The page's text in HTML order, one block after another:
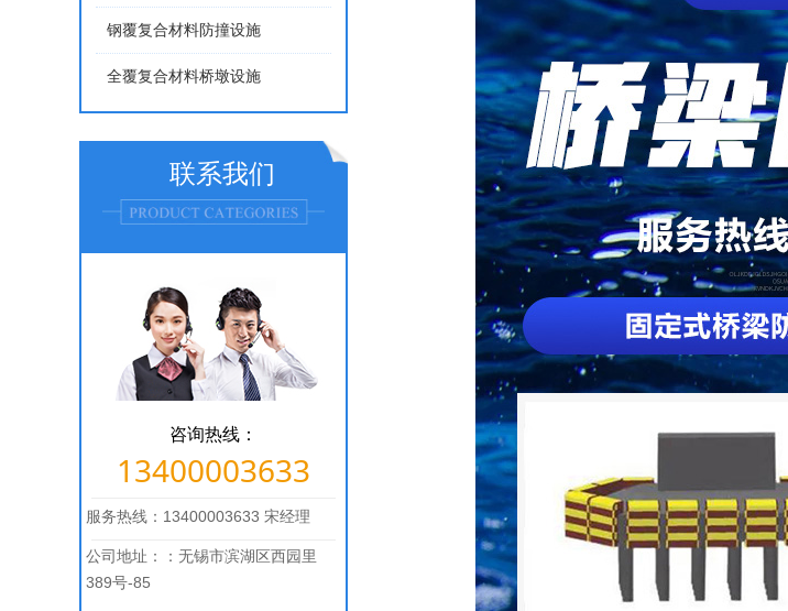
钢覆复合材料防撞设施
全覆复合材料桥墩设施
联系我们
服务热线：13400003633 宋经理
公司地址：：无锡市滨湖区西园里
389号-85
咨询热线：
13400003633